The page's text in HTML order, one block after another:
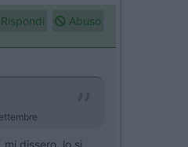
Rispondi Abuso
dissero, lo si